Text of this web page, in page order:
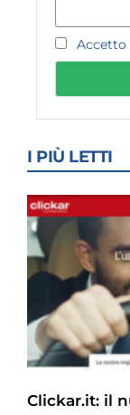
Accetto
I PIÙ LETTI
Clickar.it: il